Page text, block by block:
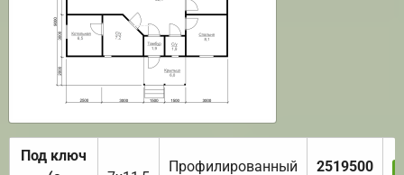
Под ключ
Профилированный
2519500